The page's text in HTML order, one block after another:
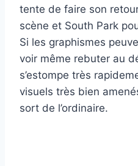
tente de faire son
scène et South Park
Si les graphismes
voir même rebuter au
s’estompe très
visuels très bien
sort de l’ordinaire.